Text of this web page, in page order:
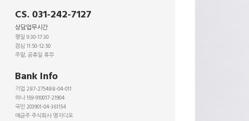
CS. 031-242-7127
상담업무시간
평일 9:30-17:30
점심 11:50-12:50
주말, 공휴일 휴무
Bank Info
기업 287-275488-04-011
하나 159-910017-21904
국민 203901-04-361154
예금주 주식회사 명지디오